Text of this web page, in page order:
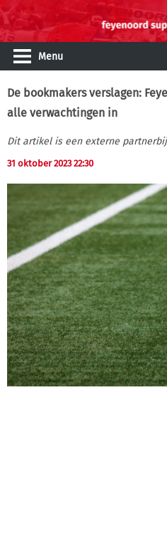
Menu
De bookmakers verslagen:
alle verwachtingen in
Dit artikel is een externe
31 oktober 2023 22:30